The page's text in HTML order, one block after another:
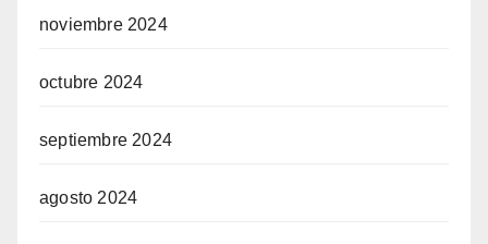
noviembre 2024
octubre 2024
septiembre 2024
agosto 2024